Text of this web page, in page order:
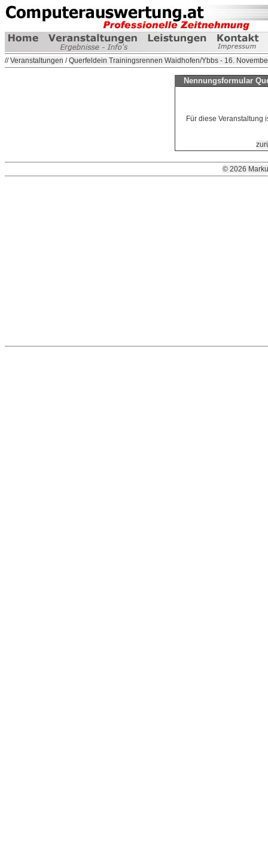
//Veranstaltungen /Querfeldein Trainingsrennen Waidhofen/Ybbs - 16.
Nennungsformular
Für diese Veranstaltung
© 2026